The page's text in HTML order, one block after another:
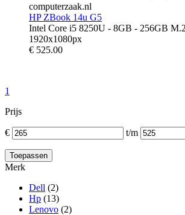
computerzaak.nl
HP ZBook 14u G5
Intel Core i5 8250U - 8GB - 256GB
1920x1080px
€ 525.00
1
Prijs
€ t/m
Merk
Dell (2)
Hp (13)
Lenovo (2)